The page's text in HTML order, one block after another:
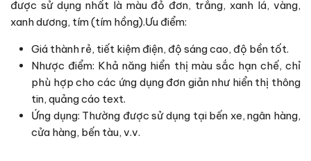
được sử dụng nhất là màu đỏ đơn, trắng, xanh lá, vàng,
xanh dương, tím (tím hồng).Ưu điểm:
Giá thành rẻ, tiết kiệm điện, độ sáng cao, độ bền tốt.
Nhược điểm: Khả năng hiển thị màu sắc hạn chế, chỉ
phù hợp cho các ứng dụng đơn giản như hiển thị thông
tin, quảng cáo text.
Ứng dụng: Thường được sử dụng tại bến xe, ngân hàng,
cửa hàng, bến tàu, v.v.